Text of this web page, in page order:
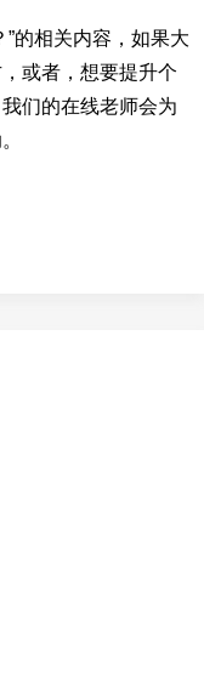
”的相关内容，如果大
或者，想要提升个
们的在线老师会为